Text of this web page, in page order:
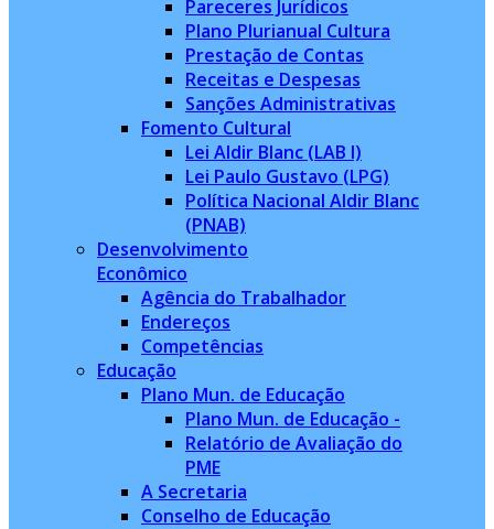
Pareceres Jurídicos
Plano Plurianual Cultura
Prestação de Contas
Receitas e Despesas
Sanções Administrativas
Fomento Cultural
Lei Aldir Blanc (LAB I)
Lei Paulo Gustavo (LPG)
Política Nacional Aldir Blanc
(PNAB)
Desenvolvimento
Econômico
Agência do Trabalhador
Endereços
Competências
Educação
Plano Mun. de Educação
Plano Mun. de Educação -
Relatório de Avaliação do
PME
A Secretaria
Conselho de Educação